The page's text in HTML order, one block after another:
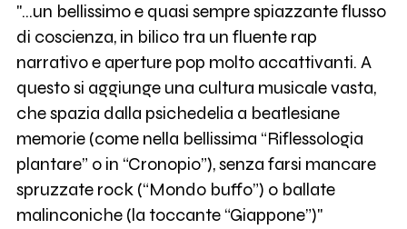
"...un bellissimo e quasi sempre spiazzante flusso
di coscienza, in bilico tra un fluente rap
narrativo e aperture pop molto accattivanti. A
questo si aggiunge una cultura musicale vasta,
che spazia dalla psichedelia a beatlesiane
memorie (come nella bellissima “Riflessologia
plantare” o in “Cronopio”), senza farsi mancare
spruzzate rock (“Mondo buffo”) o ballate
malinconiche (la toccante “Giappone”)"